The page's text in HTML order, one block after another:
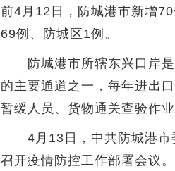
前4月12日，防城港市新增
69例、防城区1例。
防城港市所辖东兴口岸是
的主要通道之一，每年进出
暂缓人员、货物通关查验作业
4月13日，中共防城港市
召开疫情防控工作部署会议